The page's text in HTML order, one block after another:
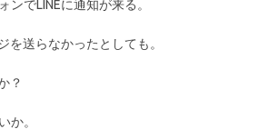
ンでLINEに通知が来る。
を送らなかったとしても。
？
か。